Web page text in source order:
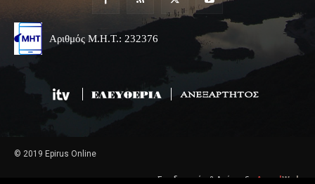
Αριθμός Μ.Η.Τ.: 232376
© 2019 Epirus Online
Σχεδιασμός & Ανάπτυξη AngelWeb